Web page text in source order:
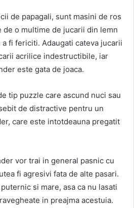
de papagali, sunt masini de ros
de o multime de jucarii din lemn
fi fericiti. Adaugati cateva jucarii
acrilice indestructibile, iar
este gata de joaca.
tip puzzle care ascund nuci sau
de distractive pentru un
care este intotdeauna pregatit
vor trai in general pasnic cu
fi agresivi fata de alte pasari.
si mare, asa ca nu lasati
in preajma acestuia.